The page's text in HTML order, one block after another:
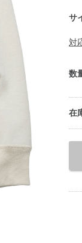
サ
対
数
在